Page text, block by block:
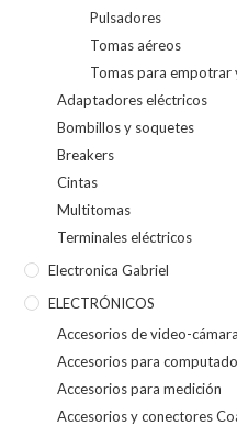
Pulsadores
Tomas aéreos
Tomas para empotrar
Adaptadores eléctricos
Bombillos y soquetes
Breakers
Cintas
Multitomas
Terminales eléctricos
Electronica Gabriel
ELECTRÓNICOS
Accesorios de video-
Accesorios para
Accesorios para medición
Accesorios y conectores